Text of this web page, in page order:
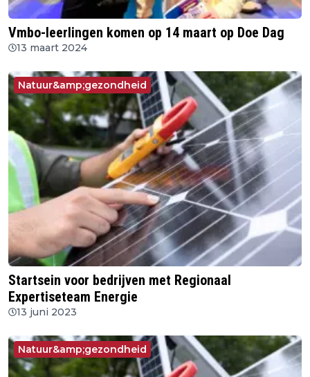
Vmbo-leerlingen komen op 14 maart op Doe Dag
13 maart 2024
Natuur&amp;gezondheid
Startsein voor bedrijven met Regionaal
Expertiseteam Energie
13 juni 2023
Natuur&amp;gezondheid